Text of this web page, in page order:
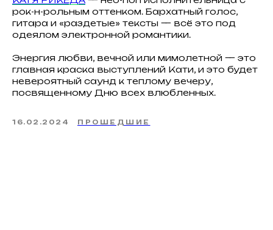
рок-н-рольным оттенком. Бархатный голос,
гитара и «раздетые» тексты — всё это под
одеялом электронной романтики.
Энергия любви, вечной или мимолетной — это
главная краска выступлений Кати, и это будет
невероятный саунд к теплому вечеру,
посвященному Дню всех влюбленных.
16.02.2024 ПРОШЕДШИЕ